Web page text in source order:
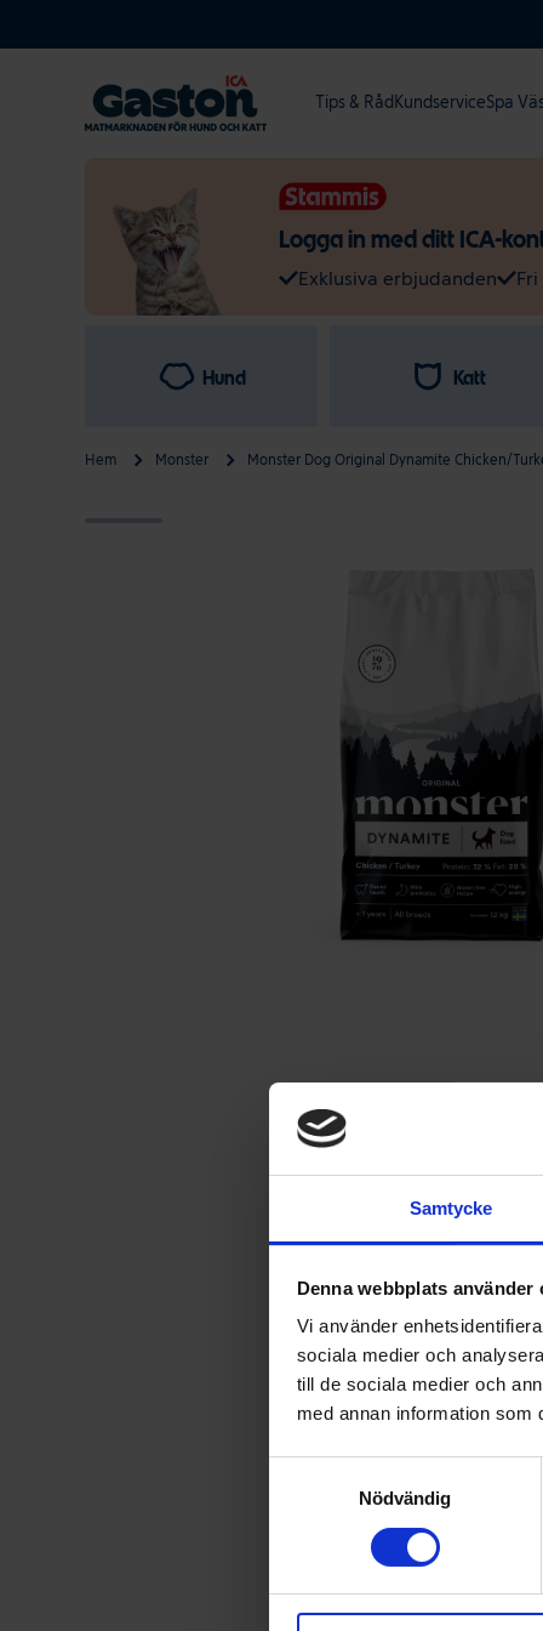
Samtycke
Denna webbplats använder
Vi använder
sociala medier och
till de sociala medier och
med annan information som
Nödvändig
Tips & Råd KundserviceSpa
Logga in med ditt ICA-
Exklusiva erbjudanden
Hund Katt
Hem Monster Monster Dog Original Dynamite Chicken/